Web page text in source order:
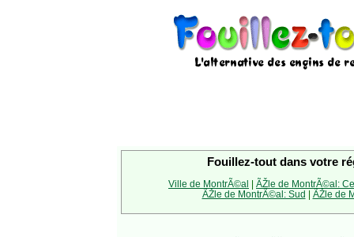
Fouillez-tout dans votre
Ville de MontrÃ©al | ÃŽle de MontrÃ©al:
ÃŽle de MontrÃ©al: Sud | ÃŽle de